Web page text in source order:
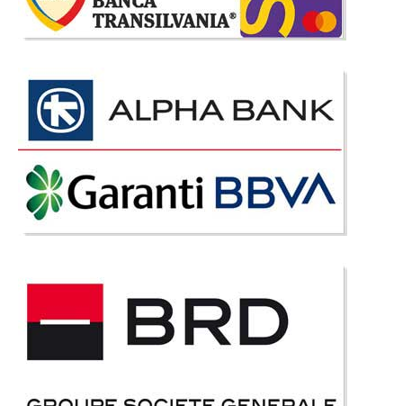
Pret Redus1.648 Lei
Indisponibil la Furnizor
Camere Copii, Mobila Tineret Charm of Spring cu pat de 90 cm | Model
disponibil cu pat pt. saltea de 120x190cm aici Finisajul elegant si linia
moderna a Dormitoarelor de Tineret MONALISA creeaza o atmosfera
plina de armonie, stil si spontaneitate. &nb..